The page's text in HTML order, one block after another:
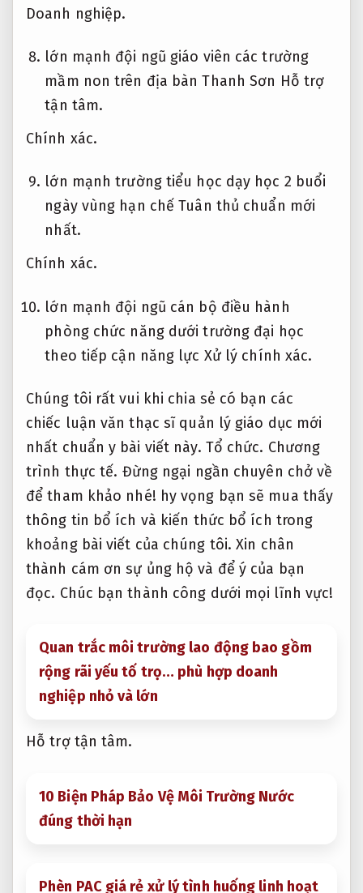
Doanh nghiệp.
lớn mạnh đội ngũ giáo viên các trường
mầm non trên địa bàn Thanh Sơn Hỗ trợ
tận tâm.
Chính xác.
lớn mạnh trường tiểu học dạy học 2 buổi
ngày vùng hạn chếTuân thủ chuẩn mới
nhất.
Chính xác.
lớn mạnh đội ngũ cán bộ điều hành
phòng chức năng dưới trường đại học
theo tiếp cận năng lực Xử lý chính xác.
Chúng tôi rất vui khi chia sẻ có bạn các
chiếc luận văn thạc sĩ quản lý giáo dục mới
nhất chuẩn y bài viết này. Tổ chức. Chương
trình thực tế. Đừng ngại ngần chuyên chở về
để tham khảo nhé! hy vọng bạn sẽ mua thấy
thông tin bổ ích và kiến thức bổ ích trong
khoảng bài viết của chúng tôi. Xin chân
thành cám ơn sự ủng hộ và để ý của bạn
đọc. Chúc bạn thành công dưới mọi lĩnh vực!
Quan trắc môi trường lao động bao gồm
rộng rãi yếu tố trọ… phù hợp doanh
nghiệp nhỏ và lớn
Hỗ trợ tận tâm.
10 Biện Pháp Bảo Vệ Môi Trường Nước
đúng thời hạn
Phèn PAC giá rẻ xử lý tình huống linh hoạt